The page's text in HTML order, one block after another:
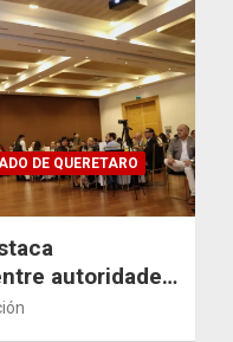
DE QUERETARO
autoridades
mitigar el